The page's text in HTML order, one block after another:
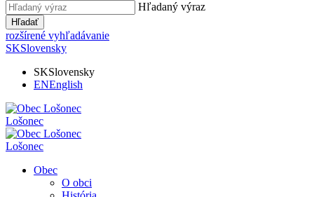
Hľadaný výraz
Hľadať
rozšírené vyhľadávanie
SKSlovensky
SKSlovensky
ENEnglish
Lošonec
Lošonec
Obec
O obci